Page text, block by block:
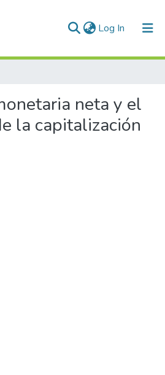
Log In (current)
neta y el
la capitalización